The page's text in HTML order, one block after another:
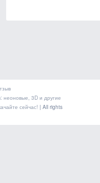
неоновые, 3D и другие
сейчас! | All rights